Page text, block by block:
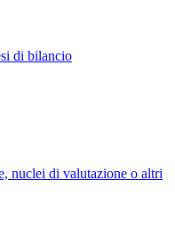
di bilancio
nuclei di valutazione o altri